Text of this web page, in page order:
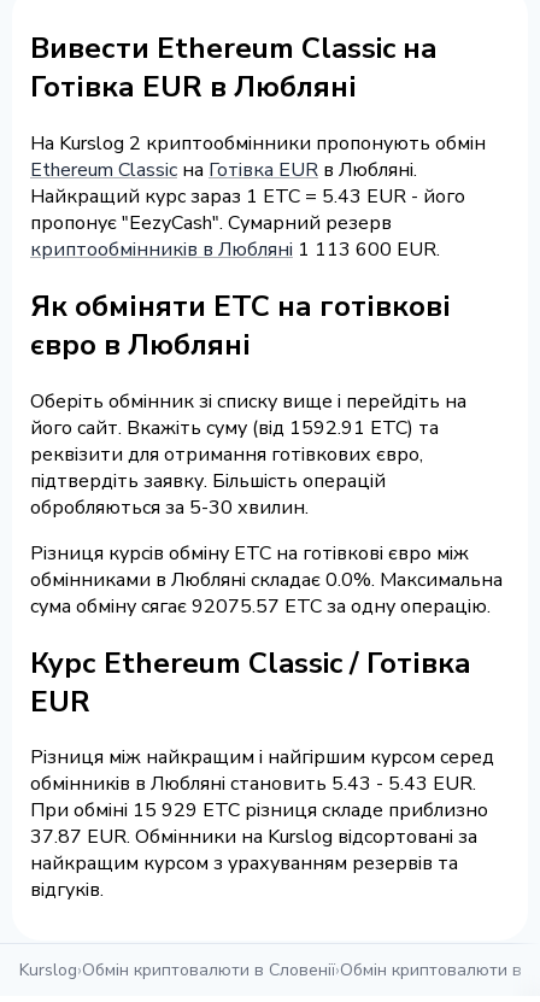
Вивести Ethereum Classic на
Готівка EUR в Любляні
На Kurslog 2 криптообмінники пропонують обмін
Ethereum Classic на Готівка EUR в Любляні.
Найкращий курс зараз 1 ETC = 5.43 EUR - його
пропонує "EezyCash". Сумарний резерв
криптообмінників в Любляні 1 113 600 EUR.
Як обміняти ETC на готівкові
євро в Любляні
Оберіть обмінник зі списку вище і перейдіть на
його сайт. Вкажіть суму (від 1592.91 ETC) та
реквізити для отримання готівкових євро,
підтвердіть заявку. Більшість операцій
обробляються за 5-30 хвилин.
Різниця курсів обміну ETC на готівкові євро між
обмінниками в Любляні складає 0.0%. Максимальна
сума обміну сягає 92075.57 ETC за одну операцію.
Курс Ethereum Classic / Готівка
EUR
Різниця між найкращим і найгіршим курсом серед
обмінників в Любляні становить 5.43 - 5.43 EUR.
При обміні 15 929 ETC різниця складе приблизно
37.87 EUR. Обмінники на Kurslog відсортовані за
найкращим курсом з урахуванням резервів та
відгуків.
Kurslog›Обмін криптовалюти в Словенії›Обмін криптовалюти в